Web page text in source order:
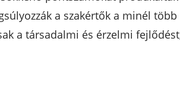
a szakértők a minél
a társadalmi és érzelmi